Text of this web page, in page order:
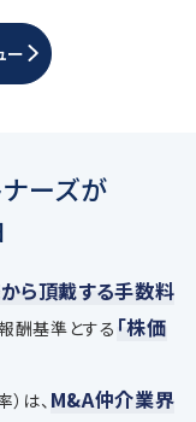
ー
ーズが
ら頂戴する手数料
酬基準とする 「株価
は、 M&A仲介業界